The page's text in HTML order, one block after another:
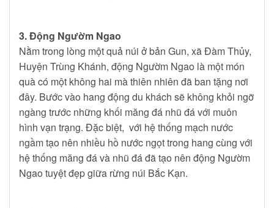
3. Động Ngườm Ngao
Nằm trong lòng một quả núi ở bản Gun, xã Đàm Thủy,
Huyện Trùng Khánh, động Ngườm Ngao là một món
quà có một không hai mà thiên nhiên đã ban tặng nơi
đây. Bước vào hang động du khách sẽ không khỏi ngỡ
ngàng trước những khối măng đá nhũ đá với muôn
hình vạn trạng. Đặc biệt, với hệ thống mạch nước
ngầm tạo nên nhiều hồ nước ngọt trong hang cùng với
hệ thống măng đá và nhũ đá đã tạo nên động Ngườm
Ngao tuyệt đẹp giữa rừng núi Bắc Kạn.